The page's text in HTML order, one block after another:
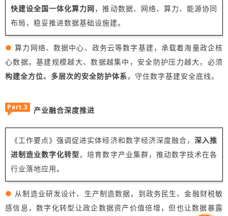
快建设全国一体化算力网，推动数据、网络、算力、能源协同
布局，稳妥推进数据基础设施建。
●算力网络、数据中心、政务云等数字基建，承载着海量政企核
心数据。基建规模越大、数据越集中，安全防护压力越大，必须
构建全方位、多层次的安全防护体系，守住数字基建安全底线。
Part.3 产业融合深度推进
《工作要点》强调促进实体经济和数字经济深度融合， 深入推
进制造业数字化转型 ，培育数字产业集群，推动数字技术在各
行业落地应用。
● 从制造业研发设计、生产制造数据，到政务民生、金融财税敏
感信息，数字化转型让政企数据资产价值倍增，但也让数据暴露